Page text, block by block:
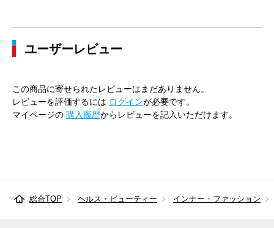
ユーザーレビュー
この商品に寄せられたレビューはまだありません。
レビューを評価するには ログインが必要です。
マイページの 購入履歴からレビューを記入いただけます。
総合TOP ヘルス・ビューティー インナー・ファッション